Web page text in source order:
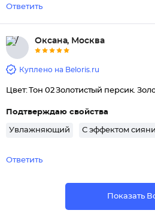
Ответить
Оксана, Москва
Куплено на Beloris.ru
Цвет: Тон 02 Золотистый персик.
Подтверждаю свойства
Увлажняющий С эффектом
Ответить
Показать